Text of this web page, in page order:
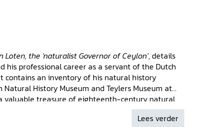
Loten, the 'naturalist Governor of Ceylon', details
his professional career as a servant of the Dutch
contains an inventory of his natural history
Natural History Museum and Teylers Museum at
valuable treasure of eighteenth-century natural
Indonesia. Loten's documents show us a virtuoso: a
in natural philosophy. They give us a unique
Lees verder